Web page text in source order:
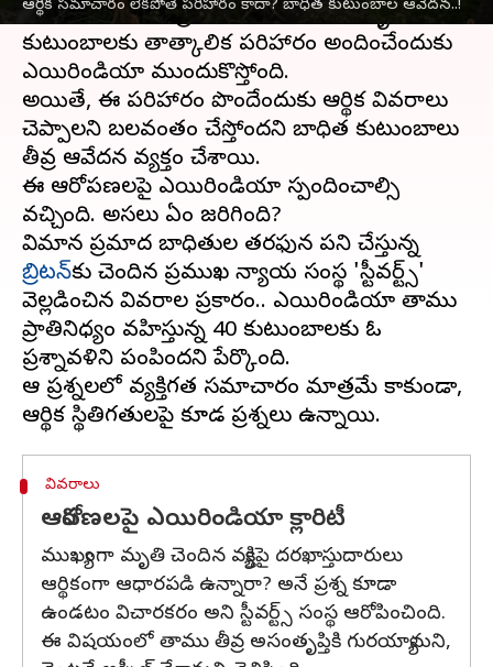
ఆర్థిక సమాచారం లేకపోతే పరిహారం కాదా? బాధిత కుటుంబాల ఆవేదన..!
ఇండియావిమాన ప్రమాదం అనంతరం, మృతుల
కుటుంబాలకు తాత్కాలిక పరిహారం అందించేందుకు
ఎయిరిండియా ముందుకొస్తోంది.
అయితే, ఈ పరిహారం పొందేందుకు ఆర్థిక వివరాలు
చెప్పాలని బలవంతం చేస్తోందని బాధిత కుటుంబాలు
తీవ్ర ఆవేదన వ్యక్తం చేశాయి.
ఈ ఆరోపణలపై ఎయిరిండియా స్పందించాల్సి
వచ్చింది. అసలు ఏం జరిగింది?
విమాన ప్రమాద బాధితుల తరఫున పని చేస్తున్న
బ్రిటన్‌కు చెందిన ప్రముఖ న్యాయ సంస్థ 'స్టీవర్ట్స్‌'
వెల్లడించిన వివరాల ప్రకారం.. ఎయిరిండియా తాము
ప్రాతినిధ్యం వహిస్తున్న 40 కుటుంబాలకు ఓ
ప్రశ్నావళిని పంపిందని పేర్కొంది.
ఆ ప్రశ్నలలో వ్యక్తిగత సమాచారం మాత్రమే కాకుండా,
వివరాలు
ఆరోపణలపై ఎయిరిండియా క్లారిటీ
ముఖ్యంగా మృతి చెందిన వ్యక్తిపై దరఖాస్తుదారులు
ఆర్థికంగా ఆధారపడి ఉన్నారా? అనే ప్రశ్న కూడా
ఉండటం విచారకరం అని స్టీవర్ట్స్‌ సంస్థ ఆరోపించింది.
ఈ విషయంలో తాము తీవ్ర అసంతృప్తికి గురయ్యామని,